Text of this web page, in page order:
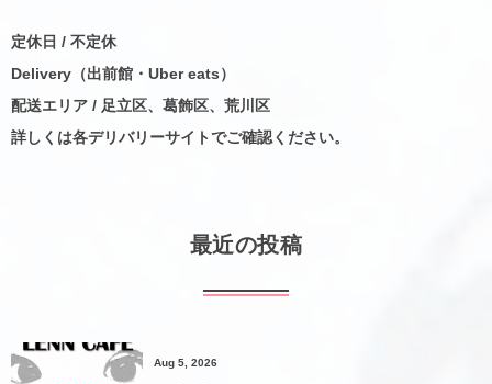
定休日 / 不定休
Delivery（出前館・Uber eats）
配送エリア / 足立区、葛飾区、荒川区
詳しくは各デリバリーサイトでご確認ください。
最近の投稿
Aug 5, 2026